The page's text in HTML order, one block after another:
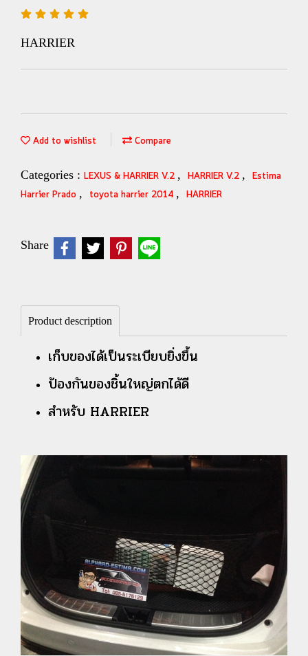
HARRIER
Add to wishlist Compare
Categories : LEXUS & HARRIER V.2 , HARRIER V.2 , Estima
Harrier Prado , toyota harrier 2014 , HARRIER
Share
Product description
เก็บของได้เป็นระเบียบยิ่งขึ้น
ป้องกันของชิ้นใหญ่ตกได้ดี
สำหรับ HARRIER